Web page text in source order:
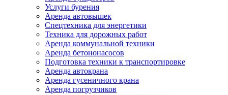
Услуги бурения
Аренда автовышек
Спецтехника для энергетики
Техника для дорожных работ
Аренда коммунальной техники
Аренда бетононасосов
Подготовка техники к транспортировке
Аренда автокрана
Аренда гусеничного крана
Аренда погрузчиков